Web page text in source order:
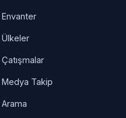
Envanter
Ülkeler
Çatışmalar
Medya Takip
Arama